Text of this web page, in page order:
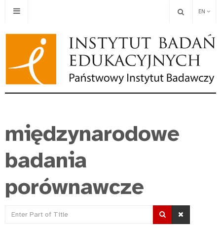
EN
międzynarodowe
badania
porównawcze
Enter